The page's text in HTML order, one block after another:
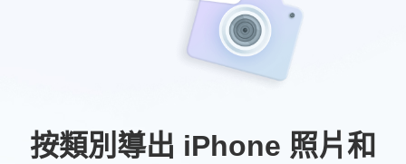
按類別導出 iPhone 照片和